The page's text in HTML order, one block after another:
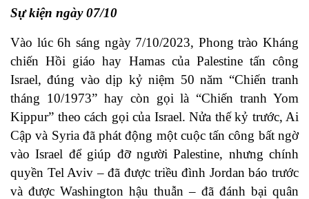
Sự kiện ngày 07/10
Vào lúc 6h sáng ngày 7/10/2023, Phong trào Kháng
chiến Hồi giáo hay Hamas của Palestine tấn công
Israel, đúng vào dịp kỷ niệm 50 năm “Chiến tranh
tháng 10/1973” hay còn gọi là “Chiến tranh Yom
Kippur” theo cách gọi của Israel. Nửa thế kỷ trước, Ai
Cập và Syria đã phát động một cuộc tấn công bất ngờ
vào Israel để giúp đỡ người Palestine, nhưng chính
quyền Tel Aviv – đã được triều đình Jordan báo trước
và được Washington hậu thuẫn – đã đánh bại quân